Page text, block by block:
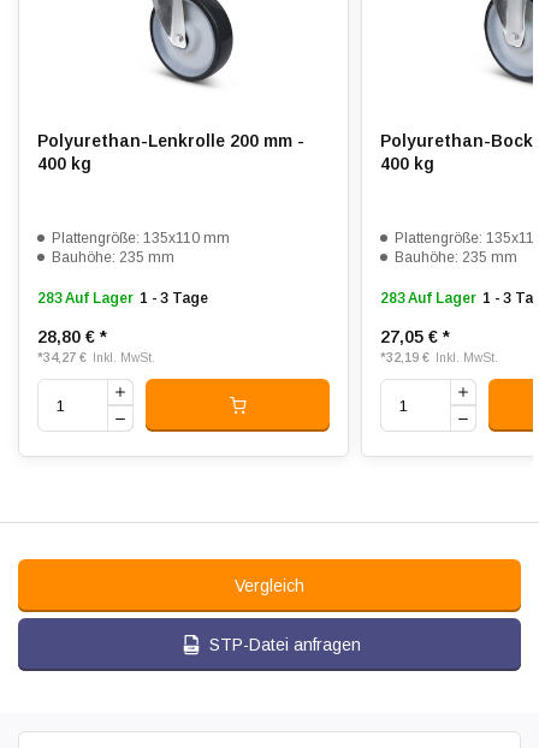
Verschleißfest:
Temperatur:
Passend für: Glatte bis leicht unebene Böden
Polyurethan-Lenkrolle 200 mm -
400 kg
Plattengröße: 135x110 mm
Bauhöhe: 235 mm
283 Auf Lager 1 - 3 Tage
28,80 € *
*34,27 € Inkl. MwSt.
Polyurethan-
400 kg
Plattengröße:
Bauhöhe: 235 mm
283 Auf Lager 1 - 3
27,05 €*
*32,19 € Inkl. MwSt.
Vergleich
STP-Datei anfragen